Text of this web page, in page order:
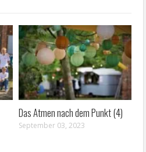
Das Atmen nach dem Punkt (4)
September 03, 2023